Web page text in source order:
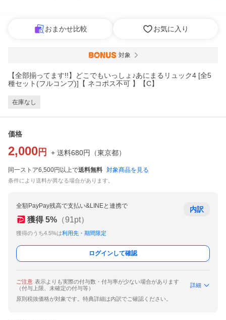
おまかせ比較 お気に入り
対象
【全部揃ってます!!】どこでもいっしょ♪あにまるリュック4 [全5
種セット(フルコンプ)]【 ネコポス不可 】【C】
在庫なし
価格
2,000 円 + 送料680円 （東京都）
同一ストア6,500円以上で送料無料 対象商品を見る
条件により送料が異なる場合があります。
全額PayPay残高で支払い&LINEと連携で
獲得 5% （91pt）
獲得のうち4.5%は利用先・期間限定
内訳
ログインして確認
ご注意 表示よりも実際の付与数・付与率が少ない場合があります
（付与上限、未確定の付与等）
詳細
原則税抜価格が対象です。特典詳細は内訳でご確認ください。